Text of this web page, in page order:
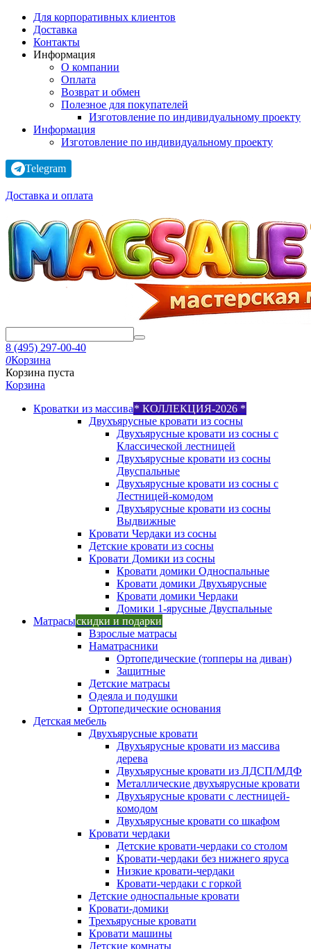
Для корпоративных клиентов
Доставка
Контакты
Информация
О компании
Оплата
Возврат и обмен
Полезное для покупателей
Изготовление по индивидуальному проекту
Информация
Изготовление по индивидуальному проекту
Telegram
Доставка и оплата
8 (495) 297-00-40
0Корзина
Корзина пуста
Корзина
Кроватки из массива* КОЛЛЕКЦИЯ-2026 *
Двухъярусные кровати из сосны
Двухъярусные кровати из сосны с
Классической лестницей
Двухъярусные кровати из сосны
Двуспальные
Двухъярусные кровати из сосны с
Лестницей-комодом
Двухъярусные кровати из сосны
Выдвижные
Кровати Чердаки из сосны
Детские кровати из сосны
Кровати Домики из сосны
Кровати домики Односпальные
Кровати домики Двухъярусные
Кровати домики Чердаки
Домики 1-ярусные Двуспальные
Матрасыскидки и подарки
Взрослые матрасы
Наматрасники
Ортопедические (топперы на диван)
Защитные
Детские матрасы
Одеяла и подушки
Ортопедические основания
Детская мебель
Двухъярусные кровати
Двухъярусные кровати из массива
дерева
Двухъярусные кровати из ЛДСП/МДФ
Металлические двухъярусные кровати
Двухъярусные кровати с лестницей-
комодом
Двухъярусные кровати со шкафом
Кровати чердаки
Детские кровати-чердаки со столом
Кровати-чердаки без нижнего яруса
Низкие кровати-чердаки
Кровати-чердаки с горкой
Детские односпальные кровати
Кровати-домики
Трехъярусные кровати
Кровати машины
Детские комнаты